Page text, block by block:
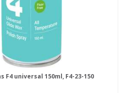
F4 universal 150ml, F4-23-150